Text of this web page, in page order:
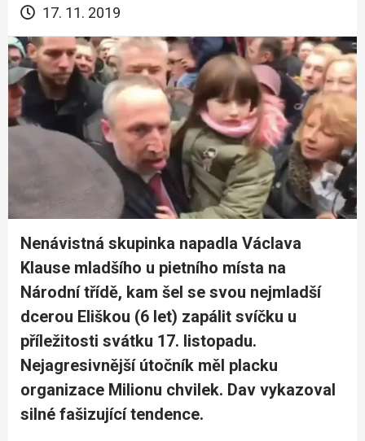
17. 11. 2019
Nenávistná skupinka napadla Václava
Klause mladšího u pietního místa na
Národní třídě, kam šel se svou nejmladší
dcerou Eliškou (6 let) zapálit svíčku u
příležitosti svátku 17. listopadu.
Nejagresivnější útočník měl placku
organizace Milionu chvilek. Dav vykazoval
silné fašizující tendence.